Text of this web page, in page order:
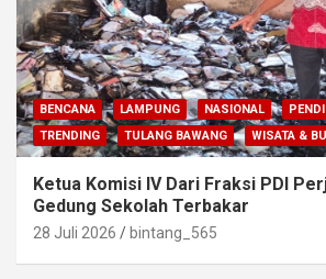
BENCANA LAMPUNG NASIONAL
TRENDING
TULANG BAWANG WISATA &
Ketua Komisi IV Dari Fraksi PDI
Gedung Sekolah Terbakar
28 Juli 2026 bintang_565